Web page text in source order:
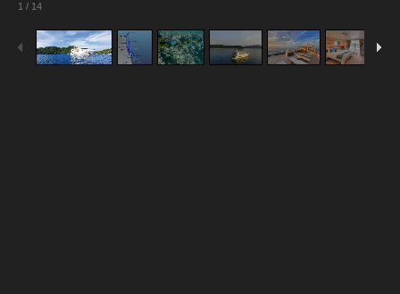
1 / 14